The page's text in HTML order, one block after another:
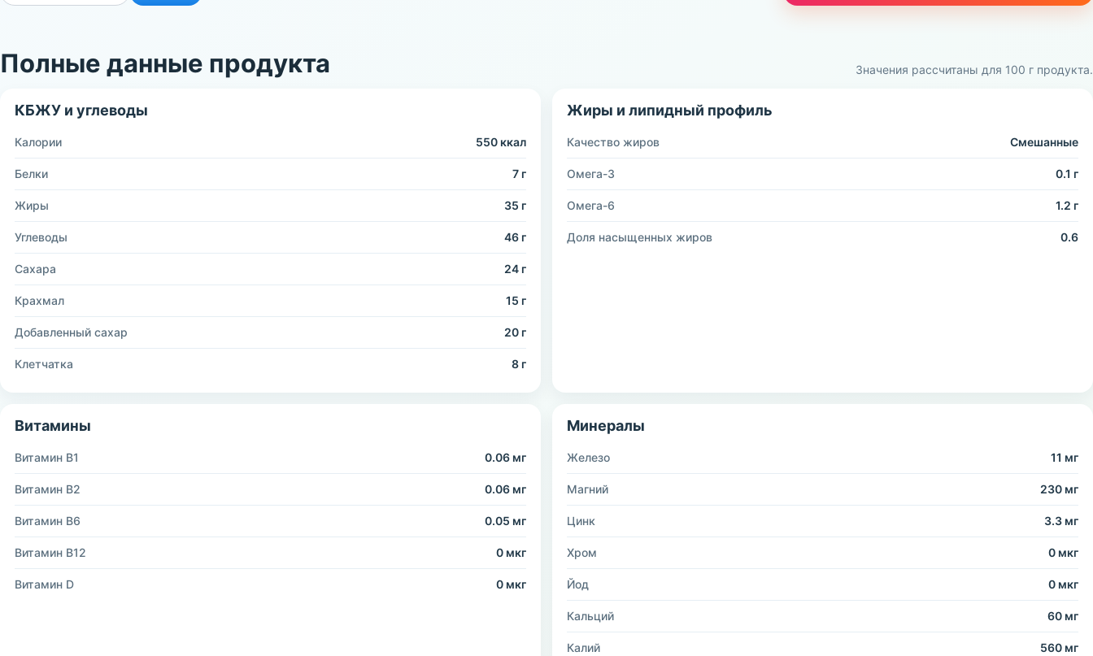
Полные данные продукта Значения рассчитаны для 100 г продукта.
КБЖУ и углеводы
Калории 550 ккал
Белки 7 г
Жиры 35 г
Углеводы 46 г
Сахара 24 г
Крахмал 15 г
Добавленный сахар 20 г
Клетчатка 8 г
Жиры и липидный профиль
Качество жиров Смешанные
Омега-3 0.1 г
Омега-6 1.2 г
Доля насыщенных жиров 0.6
Витамины
Витамин B1 0.06 мг
Витамин B2 0.06 мг
Витамин B6 0.05 мг
Витамин B12 0 мкг
Витамин D 0 мкг
Минералы
Железо 11 мг
Магний 230 мг
Цинк 3.3 мг
Хром 0 мкг
Йод 0 мкг
Кальций 60 мг
Калий 560 мг